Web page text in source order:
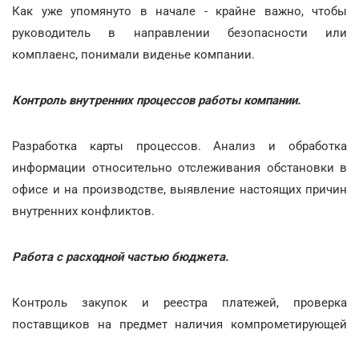
Как уже упомянуто в начале - крайне важно, чтобы
руководитель в направлении безопасности или
комплаенс, понимали виденье компании.
Контроль внутренних процессов работы компании.
Разработка карты процессов. Анализ и обработка
информации относительно отслеживания обстановки в
офисе и на производстве, выявление настоящих причин
внутренних конфликтов.
Работа с расходной частью бюджета.
Контроль закупок и реестра платежей, проверка
поставщиков на предмет наличия компрометирующей